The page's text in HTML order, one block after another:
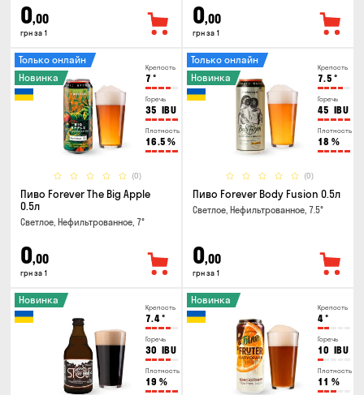
0,00
грн за 1
0,00
грн за 1
Крепость
7 °
Горечь
35 IBU
Плотность
16.5 %
(0)
Только онлайн
Новинка
Пиво Forever The Big Apple
0.5л
Светлое, Нефильтрованное, 7°
0,00
грн за 1
Крепость
7.5 °
Горечь
45 IBU
Плотность
18 %
(0)
Только онлайн
Новинка
Пиво Forever Body Fusion 0.5л
Светлое, Нефильтрованное, 7.5°
0,00
грн за 1
Крепость
7.4°
Горечь
30 IBU
Плотность
19 %
Новинка
Крепость
4°
Горечь
10 IBU
Плотность
11 %
Новинка